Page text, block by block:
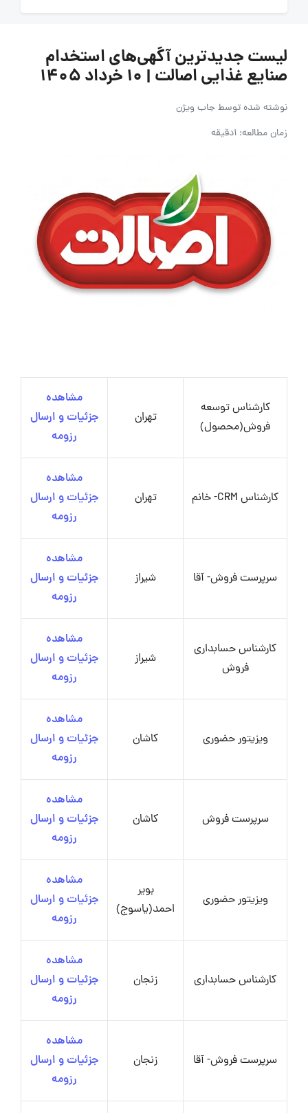
لیست جدیدترین آگهی‌های استخدام
صنایع غذایی اصالت | ۱۰ خرداد ۱۴۰۵
نوشته شده توسطجاب ویژن
زمان مطالعه: 1دقیقه
کارشناس توسعه
فروش(محصول)
تهران
مشاهده
جزئیات و ارسال
رزومه
کارشناس CRM- خانم تهران
مشاهده
جزئیات و ارسال
رزومه
سرپرست فروش- آقا شیراز
مشاهده
جزئیات و ارسال
رزومه
کارشناس حسابداری
فروش
شیراز
مشاهده
جزئیات و ارسال
رزومه
ویزیتور حضوری کاشان
مشاهده
جزئیات و ارسال
رزومه
سرپرست فروش کاشان
مشاهده
جزئیات و ارسال
رزومه
ویزیتور حضوری
بویر
احمد(یاسوج)
مشاهده
جزئیات و ارسال
رزومه
کارشناس حسابداری زنجان
مشاهده
جزئیات و ارسال
رزومه
سرپرست فروش- آقا زنجان
مشاهده
جزئیات و ارسال
رزومه